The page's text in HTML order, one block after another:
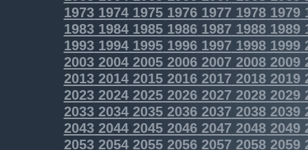
19731974197519761977 19781979
19831984198519861987 19881989
19931994199519961997 19981999
20032004200520062007 20082009
20132014201520162017 20182019
2023202420252026202720282029
20332034203520362037 20382039
20432044204520462047 20482049
20532054205520562057 20582059